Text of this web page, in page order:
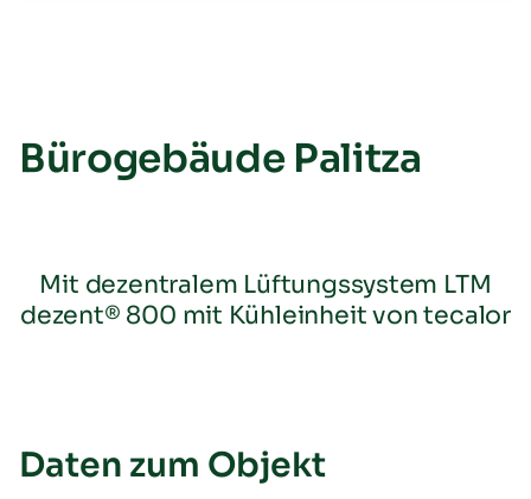
Bürogebäude Palitza
Mit dezentralem Lüftungssystem LTM
dezent® 800 mit Kühleinheit von tecalor
Daten zum Objekt